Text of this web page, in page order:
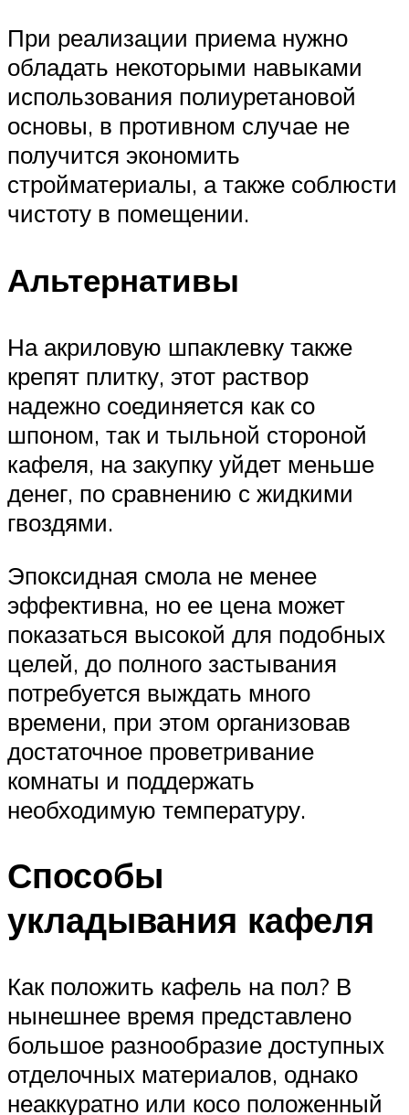
При реализации приема нужно
обладать некоторыми навыками
использования полиуретановой
основы, в противном случае не
получится экономить
стройматериалы, а также соблюсти
чистоту в помещении.
Альтернативы
На акриловую шпаклевку также
крепят плитку, этот раствор
надежно соединяется как со
шпоном, так и тыльной стороной
кафеля, на закупку уйдет меньше
денег, по сравнению с жидкими
гвоздями.
Эпоксидная смола не менее
эффективна, но ее цена может
показаться высокой для подобных
целей, до полного застывания
потребуется выждать много
времени, при этом организовав
достаточное проветривание
комнаты и поддержать
необходимую температуру.
Способы
укладывания кафеля
Как положить кафель на пол? В
нынешнее время представлено
большое разнообразие доступных
отделочных материалов, однако
неаккуратно или косо положенный